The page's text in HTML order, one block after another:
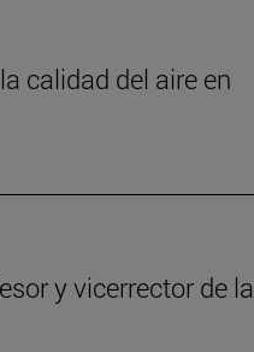
calidad del aire en
y vicerrector de la